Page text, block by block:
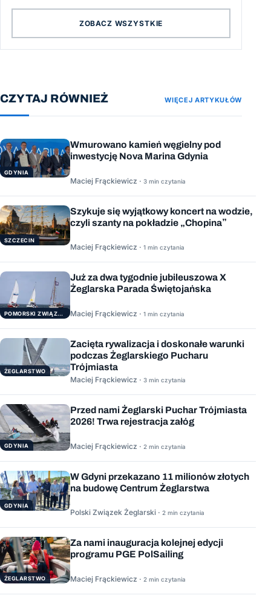
ZOBACZ WSZYSTKIE
CZYTAJ RÓWNIEŻ WIĘCEJ ARTYKUŁÓW
GDYNIA
Wmurowano kamień węgielny pod
inwestycję Nova Marina Gdynia
Maciej Frąckiewicz · 3 min czytania
SZCZECIN
Szykuje się wyjątkowy koncert na wodzie,
czyli szanty na pokładzie „Chopina”
Maciej Frąckiewicz · 1 min czytania
POMORSKI ZWIĄZEK ŻEGLARSKI
Już za dwa tygodnie jubileuszowa X
Żeglarska Parada Świętojańska
Maciej Frąckiewicz · 1 min czytania
ŻEGLARSTWO
Zacięta rywalizacja i doskonałe warunki
podczas Żeglarskiego Pucharu
Trójmiasta
Maciej Frąckiewicz · 3 min czytania
GDYNIA
Przed nami Żeglarski Puchar Trójmiasta
2026! Trwa rejestracja załóg
Maciej Frąckiewicz · 2 min czytania
GDYNIA
W Gdyni przekazano 11 milionów złotych
na budowę Centrum Żeglarstwa
Polski Związek Żeglarski · 2 min czytania
ŻEGLARSTWO
Za nami inauguracja kolejnej edycji
programu PGE PolSailing
Maciej Frąckiewicz · 2 min czytania